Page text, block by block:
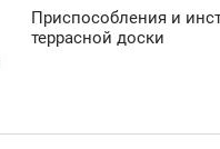
Приспособления и
террасной доски